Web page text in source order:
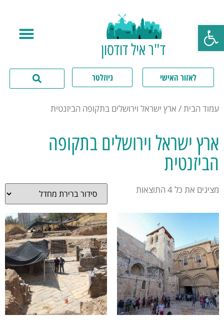
פתח סרגל נגישות
ד"ר איל דודסון
לאזור האישי ניוזלטר
עמוד הבית/ ארץ ישראל וירושלים בתקופה הביזנטית
ארץ ישראל וירושלים בתקופה
הביזנטית
מציגים את כל ⁦4⁩ התוצאות